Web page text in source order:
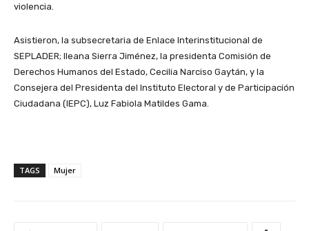
violencia.
Asistieron, la subsecretaria de Enlace Interinstitucional de
SEPLADER; Ileana Sierra Jiménez, la presidenta Comisión de
Derechos Humanos del Estado, Cecilia Narciso Gaytán, y la
Consejera del Presidenta del Instituto Electoral y de Participación
Ciudadana (IEPC), Luz Fabiola Matildes Gama.
TAGS Mujer